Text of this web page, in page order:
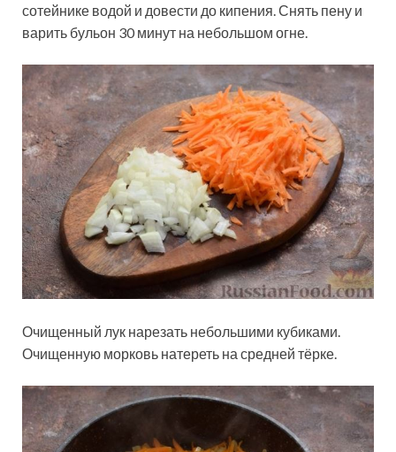
сотейнике водой и довести до кипения. Снять пену и
варить бульон 30 минут на небольшом огне.
Очищенный лук нарезать небольшими кубиками.
Очищенную морковь натереть на средней тёрке.